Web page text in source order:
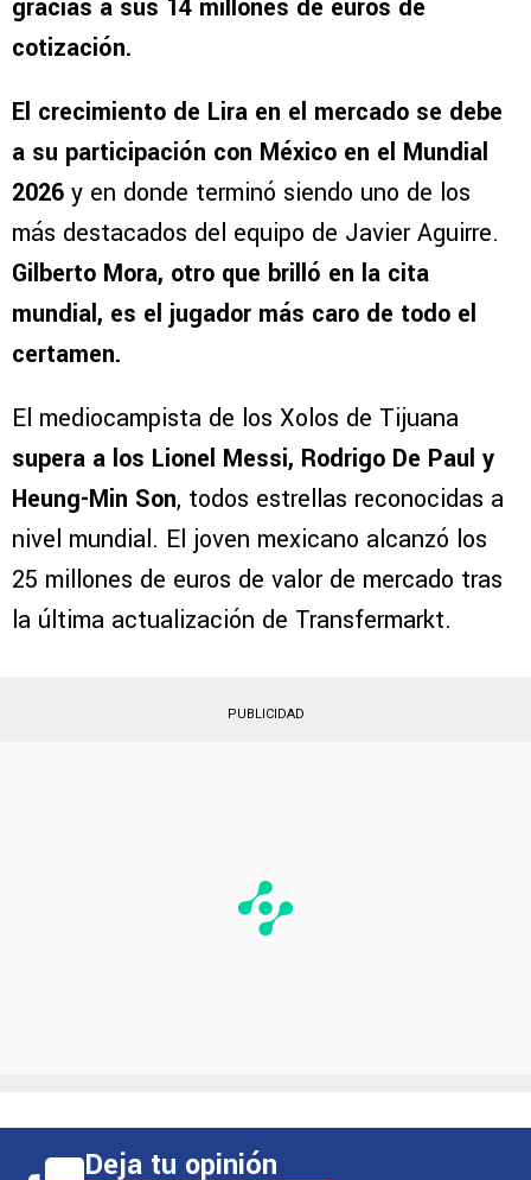
gracias a sus 14 millones de euros de
cotización.
El crecimiento de Lira en el mercado se debe
a su participación con México en el Mundial
2026 y en donde terminó siendo uno de los
más destacados del equipo de Javier Aguirre.
Gilberto Mora, otro que brilló en la cita
mundial, es el jugador más caro de todo el
certamen.
El mediocampista de los Xolos de Tijuana
supera a los Lionel Messi, Rodrigo De Paul y
Heung-Min Son, todos estrellas reconocidas a
nivel mundial. El joven mexicano alcanzó los
25 millones de euros de valor de mercado tras
la última actualización de Transfermarkt.
PUBLICIDAD
Deja tu opinión